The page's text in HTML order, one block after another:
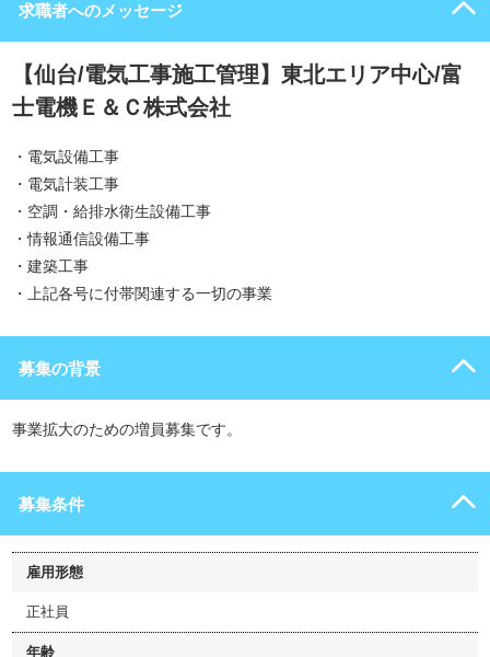
求職者へのメッセージ
【仙台/電気工事施工管理】東北エリア中心/富
士電機Ｅ＆Ｃ株式会社
・電気設備工事
・電気計装工事
・空調・給排水衛生設備工事
・情報通信設備工事
・建築工事
・上記各号に付帯関連する一切の事業
募集の背景
事業拡大のための増員募集です。
募集条件
雇用形態
正社員
年齢